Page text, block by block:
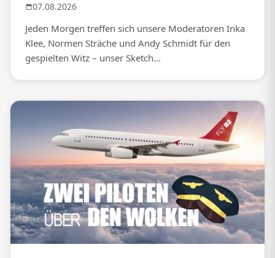
07.08.2026
Jeden Morgen treffen sich unsere Moderatoren Inka
Klee, Normen Sträche und Andy Schmidt für den
gespielten Witz – unser Sketch...